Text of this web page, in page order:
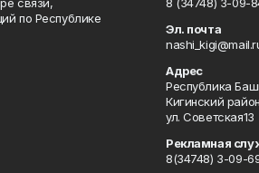
по Республике
Эл. почта
Адрес
Республика
Кигинский
ул. Советская13
Рекламная
8(34748) 3-09-